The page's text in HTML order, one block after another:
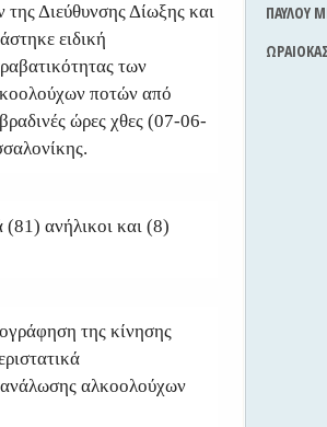
Διεύθυνσης Δίωξης και
ειδική
των
ποτών από
ώρες χθες (07-06-
(81) ανήλικοι και (8)
της κίνησης
αλκοολούχων
ΠΑΥΛΟΥ